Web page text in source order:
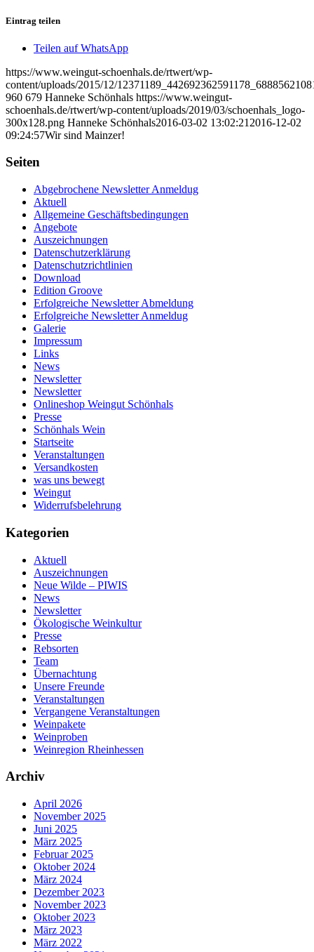
Eintrag teilen
Teilen auf WhatsApp
https://www.weingut-schoenhals.de/rtwert/wp-
content/uploads/2015/12/
960 679 Hanneke Schönhals https://www.weingut-
schoenhals.de/rtwert/wp-content/uploads/2019/03/schoenhals_logo-
300x128.png Hanneke Schönhals2016-03-02 13:02:21 2016-12-02
09:24:57Wir sind Mainzer!
Seiten
Abgebrochene Newsletter Anmeldug
Aktuell
Allgemeine Geschäftsbedingungen
Angebote
Auszeichnungen
Datenschutzerklärung
Datenschutzrichtlinien
Download
Edition Groove
Erfolgreiche Newsletter Abmeldung
Erfolgreiche Newsletter Anmeldug
Galerie
Impressum
Links
News
Newsletter
Newsletter
Onlineshop Weingut Schönhals
Presse
Schönhals Wein
Startseite
Veranstaltungen
Versandkosten
was uns bewegt
Weingut
Widerrufsbelehrung
Kategorien
Aktuell
Auszeichnungen
Neue Wilde – PIWIS
News
Newsletter
Ökologische Weinkultur
Presse
Rebsorten
Team
Übernachtung
Unsere Freunde
Veranstaltungen
Vergangene Veranstaltungen
Weinpakete
Weinproben
Weinregion Rheinhessen
Archiv
April 2026
November 2025
Juni 2025
März 2025
Februar 2025
Oktober 2024
März 2024
Dezember 2023
November 2023
Oktober 2023
März 2023
März 2022